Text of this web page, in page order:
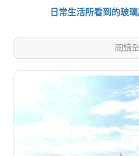
日常生活所看到的玻
閱讀